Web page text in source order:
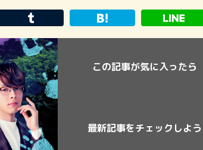
この記事が気に入ったら
最新記事をチェックしよう